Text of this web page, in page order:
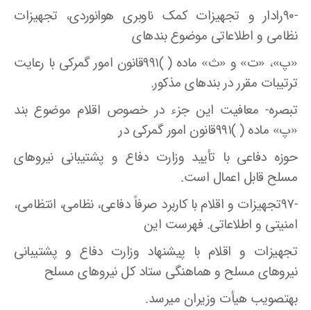
-۹۰رادار و تجهیزات کمک ناوبری هوانوردی، تجهیزات
نظامی و اطلاعاتی موضوع بندهای
«پ»، «ت» و «ث» ماده ( )۹۹۱قانون امور گمرکی با رعایت
ترتیبات مقرر در بند‌های مذکور.
تبصره- معافیت این جزء در خصوص اقلام موضوع بند
«پ» ماده ( )۹۹۱قانون امور گمرکی در
حوزه دفاعی با تأیید وزارت دفاع و پشتیبانی نیرو‌های
مسلح قابل اعمال است.
-۹۷تجهیزات و اقلام با کاربرد صرفاً دفاعی، نظامی، انتظامی،
امنیتی و اطلاعاتی. فهرست این
تجهیزات و اقلام با پیشنهاد وزارت دفاع و پشتیبانی
نیرو‌های مسلح و هماهنگی ستاد کل نیرو‌های مسلح
بهتصویب هیأت وزیران میرسد.